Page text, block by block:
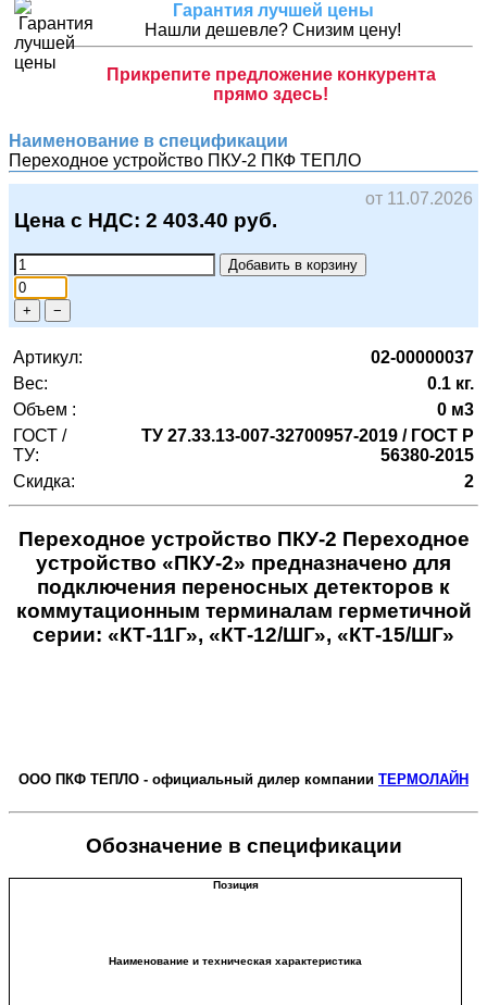
Гарантия лучшей цены
Нашли дешевле? Снизим цену!
Прикрепите предложение конкурента
прямо здесь!
Наименование в спецификации
Переходное устройство ПКУ-2 ПКФ ТЕПЛО
от 11.07.2026
Цена с НДС: 2 403.40 руб.
Добавить в корзину
+ −
Артикул:
02-00000037
Вес:
0.1 кг.
Объем :
0 м3
ГОСТ /
ТУ:
ТУ 27.33.13-007-32700957-2019 / ГОСТ Р
56380-2015
Скидка:
2
Переходное устройство ПКУ-2 Переходное
устройство «ПКУ-2» предназначено для
подключения переносных детекторов к
коммутационным терминалам герметичной
серии: «КТ-11Г», «КТ-12/ШГ», «КТ-15/ШГ»
ООО ПКФ ТЕПЛО - официальный дилер компании ТЕРМОЛАЙН
Обозначение в спецификации
Позиция
Наименование и техническая характеристика